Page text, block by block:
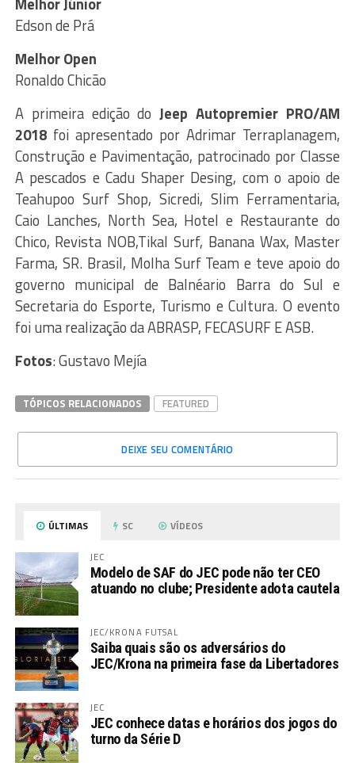
Edson de Prá
Melhor Open
Ronaldo Chicão
A primeira edição doJeep Autopremier PRO/AM
2018foi apresentado por Adrimar Terraplanagem,
Construção e Pavimentação, patrocinado por Classe
A pescados e Cadu Shaper Desing, com o apoio de
Teahupoo Surf Shop, Sicredi, Slim Ferramentaria,
Caio Lanches, North Sea, Hotel e Restaurante do
Chico, Revista NOB,Tikal Surf, Banana Wax, Master
Farma, SR. Brasil, Molha Surf Team e teve apoio do
governo municipal de Balnéario Barra do Sul e
Secretaria do Esporte, Turismo e Cultura. O evento
foi uma realização da ABRASP, FECASURF E ASB.
Fotos: Gustavo Mejía
TÓPICOS RELACIONADOS FEATURED
DEIXE SEU COMENTÁRIO
ÚLTIMAS SC VÍDEOS
JEC
Modelo de SAF do JEC pode não ter CEO
atuando no clube; Presidente adota cautela
JEC/KRONA FUTSAL
Saiba quais são os adversários do
JEC/Krona na primeira fase da Libertadores
JEC
JEC conhece datas e horários dos jogos do
turno da Série D